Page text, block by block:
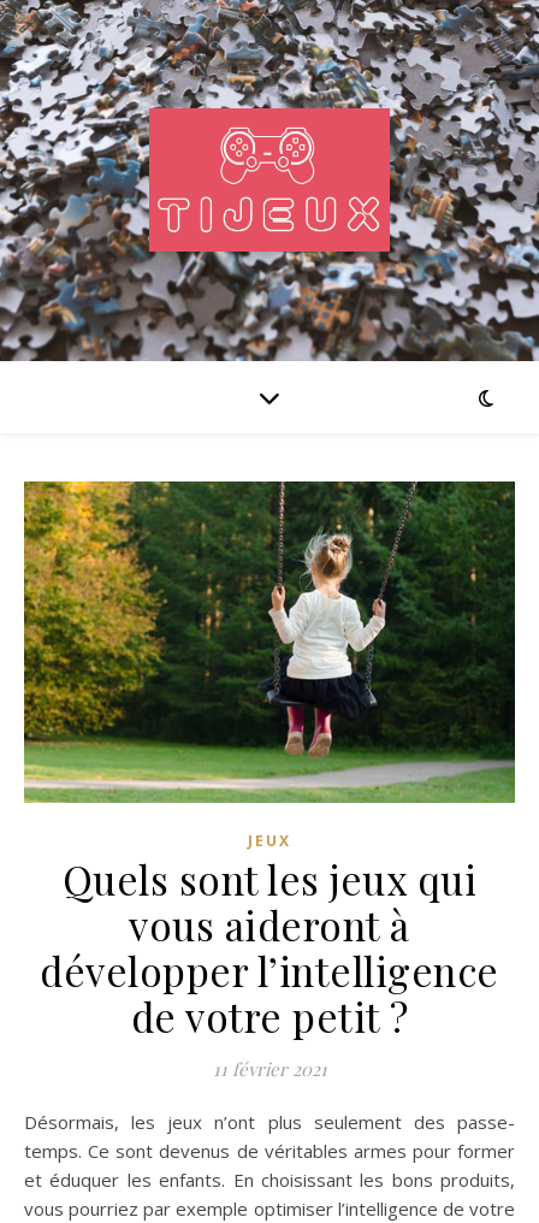
JEUX
Quels sont les jeux qui
vous aideront à
développer l’intelligence
de votre petit ?
11 février 2021
Désormais, les jeux n’ont plus seulement des passe-
temps. Ce sont devenus de véritables armes pour former
et éduquer les enfants. En choisissant les bons produits,
vous pourriez par exemple optimiser l’intelligence de votre